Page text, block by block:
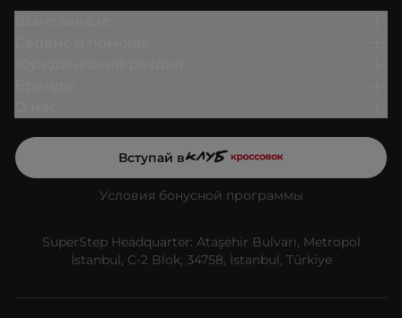
Вступай в
Условия бонусной программы
SuperStep Headquarter: Ataşehir Bulvarı, Metropol
İstanbul, C-2 Blok, 34758, İstanbul, Türkiye